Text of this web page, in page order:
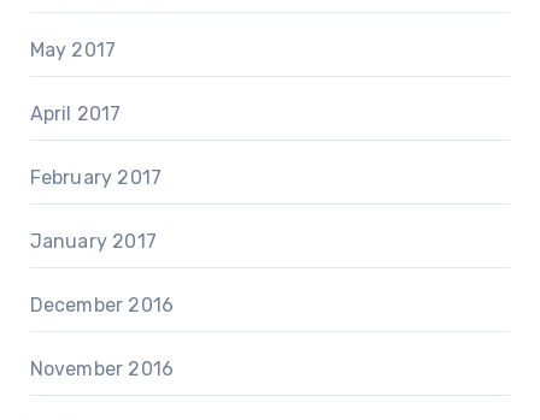
May 2017
April 2017
February 2017
January 2017
December 2016
November 2016